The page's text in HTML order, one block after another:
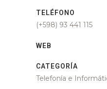
TELÉFONO
(+598) 93 441 115
WEB
CATEGORÍA
Telefonía e